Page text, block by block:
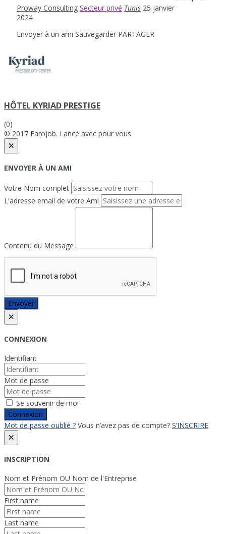
Proway Consulting Secteur privé Tunis 25 janvier
2024
Envoyer à un ami Sauvegarder PARTAGER
HÔTEL KYRIAD PRESTIGE
(0)
© 2017 Farojob. Lancé avec pour vous.
×
ENVOYER À UN AMI
Votre Nom complet
L'adresse email de votre Ami
Contenu du Message
Envoyer
×
CONNEXION
Identifiant
Mot de passe
Se souvenir de moi
Connexion
Mot de passe oublié ? Vous n’avez pas de compte? S’INSCRIRE
×
INSCRIPTION
Nom et Prénom OU Nom de l'Entreprise
First name
Last name